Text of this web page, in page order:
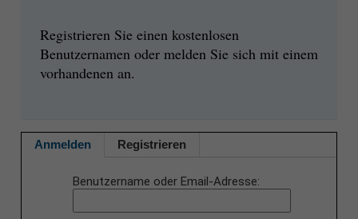
Registrieren Sie einen kostenlosen
Benutzernamen oder melden Sie sich mit einem
vorhandenen an.
Anmelden Registrieren
Benutzername oder Email-Adresse